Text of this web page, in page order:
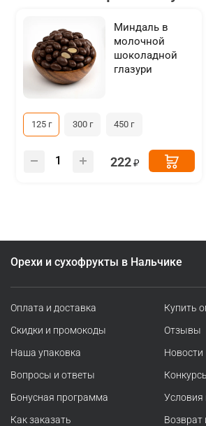
Миндаль в
молочной
шоколадной
глазури
125 г 300 г 450 г
222
Орехи и сухофрукты в Нальчике
Оплата и доставка
Скидки и промокоды
Наша упаковка
Вопросы и ответы
Бонусная программа
Как заказать
Купить
Отзывы
Новости
Возврат